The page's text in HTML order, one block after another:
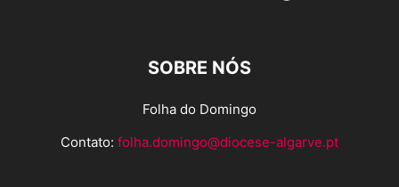
SOBRE NÓS
Folha do Domingo
Contato: folha.domingo@diocese-algarve.pt